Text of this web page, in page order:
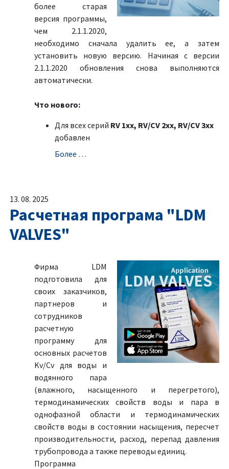
более старая
версия программы,
чем 2.1.1.2020,
необходимо сначала удалить ее, а затем
установить новую версию. Начиная с версии
2.1.1.2020 обновления снова выполняются
автоматически.
Что нового:
Для всех серий RV 1xx, RV/CV 2xx, RV/CV 3xx
добавлен
Болeе …
13. 08. 2025
Расчетная програма "LDM
VALVES"
Фирма LDM
подготовила для
своих заказчиков,
партнеров и
сотрудников
расчетную
программу для
основных расчетов
Kv/Cv для воды и
водянного пара
(влажного, насыщенного и перегретого),
термодинамических свойств воды и пара в
однофазной области и термодинамических
свойств воды в состоянии насыщения, пересчет
производительности, расход, перепад давления
трубопровода а также переводы единиц.
Программа